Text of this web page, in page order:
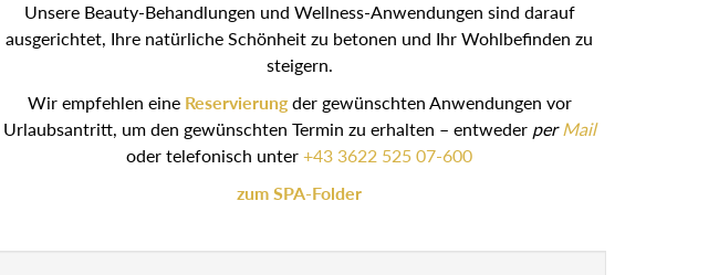
Unsere Beauty-Behandlungen und Wellness-Anwendungen sind darauf
ausgerichtet, Ihre natürliche Schönheit zu betonen und Ihr Wohlbefinden zu
steigern.
Wir empfehlen eine Reservierungder gewünschten Anwendungen vor
Urlaubsantritt, um den gewünschten Termin zu erhalten – entweder perMail
oder telefonisch unter +43 3622 525 07-600
zum SPA-Folder